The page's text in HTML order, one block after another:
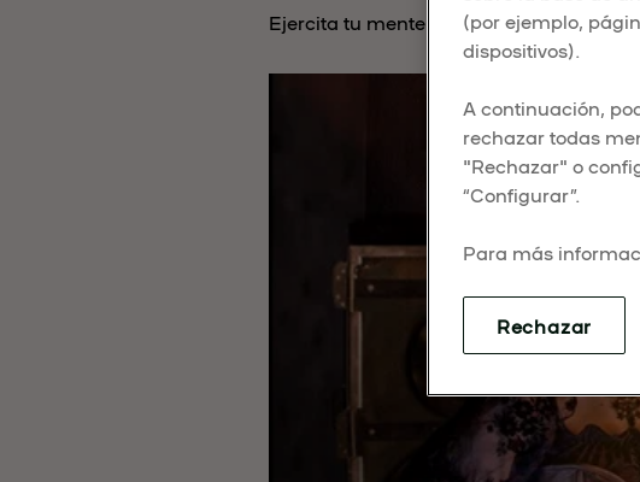
Ejercita tu mente y escapa de la rutina
(por ejemplo,
dispositivos).
A continuación,
rechazar todas
"Rechazar" o
“Configurar”.
Para más
Rechazar